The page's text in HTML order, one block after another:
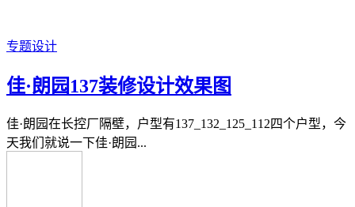
专题设计
佳·朗园137装修设计效果图
佳·朗园在长控厂隔壁，户型有137_132_125_112四个户型，今
天我们就说一下佳·朗园...